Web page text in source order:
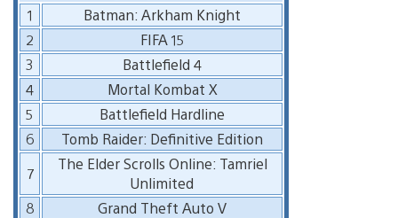
1
Batman: Arkham Knight
2
FIFA 15
3
Battlefield 4
4
Mortal Kombat X
5
Battlefield Hardline
6
Tomb Raider: Definitive Edition
7
The Elder Scrolls Online: Tamriel
Unlimited
8
Grand Theft Auto V